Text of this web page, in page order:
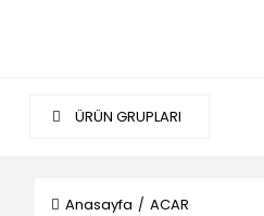
ÜRÜN GRUPLARI
Anasayfa ACAR